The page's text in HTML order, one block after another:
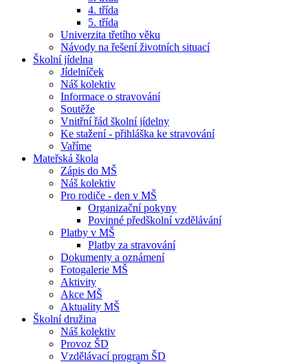
4. třída
5. třída
Univerzita třetího věku
Návody na řešení životních situací
Školní jídelna
Jídelníček
Náš kolektiv
Informace o stravování
Soutěže
Vnitřní řád školní jídelny
Ke stažení - přihláška ke stravování
Vaříme
Mateřská škola
Zápis do MŠ
Náš kolektiv
Pro rodiče - den v MŠ
Organizační pokyny
Povinné předškolní vzdělávání
Platby v MŠ
Platby za stravování
Dokumenty a oznámení
Fotogalerie MŠ
Aktivity
Akce MŠ
Aktuality MŠ
Školní družina
Náš kolektiv
Provoz ŠD
Vzdělávací program ŠD